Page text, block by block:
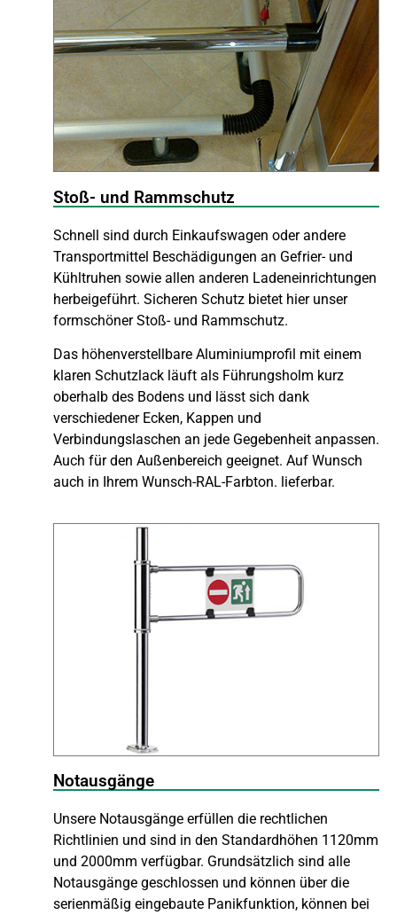
Stoß- und Rammschutz
Schnell sind durch Einkaufswagen oder andere
Transportmittel Beschädigungen an Gefrier- und
Kühltruhen sowie allen anderen Ladeneinrichtungen
herbeigeführt. Sicheren Schutz bietet hier unser
formschöner Stoß- und Rammschutz.
Das höhenverstellbare Aluminiumprofil mit einem
klaren Schutzlack läuft als Führungsholm kurz
oberhalb des Bodens und lässt sich dank
verschiedener Ecken, Kappen und
Verbindungslaschen an jede Gegebenheit anpassen.
Auch für den Außenbereich geeignet. Auf Wunsch
auch in Ihrem Wunsch-RAL-Farbton. lieferbar.
Notausgänge
Unsere Notausgänge erfüllen die rechtlichen
Richtlinien und sind in den Standardhöhen 1120mm
und 2000mm verfügbar. Grundsätzlich sind alle
Notausgänge geschlossen und können über die
serienmäßig eingebaute Panikfunktion, können bei